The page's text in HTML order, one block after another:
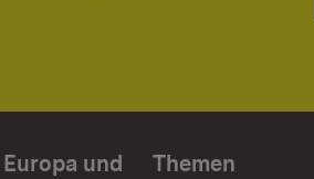
und Themen